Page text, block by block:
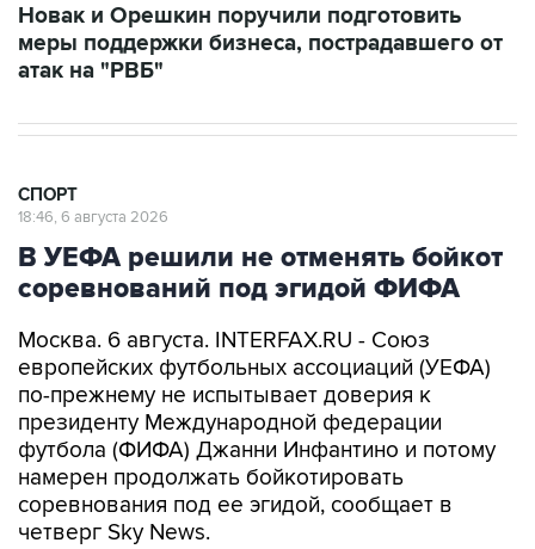
Новак и Орешкин поручили подготовить
меры поддержки бизнеса, пострадавшего от
атак на "РВБ"
СПОРТ
18:46, 6 августа 2026
В УЕФА решили не отменять бойкот
соревнований под эгидой ФИФА
Москва. 6 августа. INTERFAX.RU - Союз
европейских футбольных ассоциаций (УЕФА)
по-прежнему не испытывает доверия к
президенту Международной федерации
футбола (ФИФА) Джанни Инфантино и потому
намерен продолжать бойкотировать
соревнования под ее эгидой, сообщает в
четверг Sky News.